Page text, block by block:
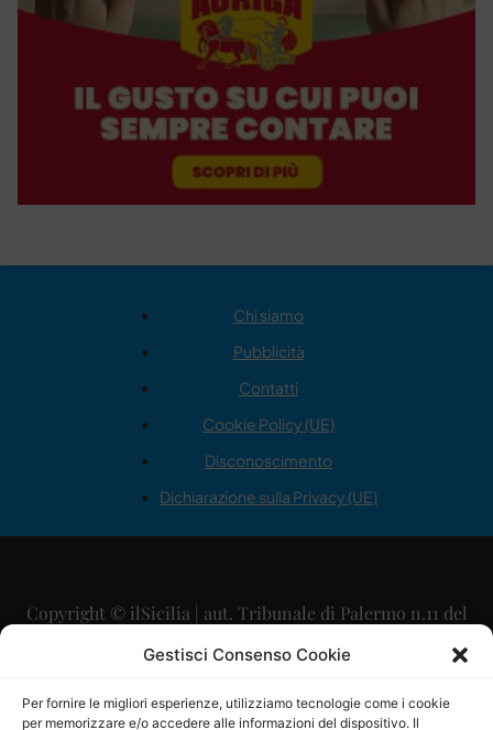
Gestisci Consenso Cookie
Per fornire le migliori esperienze, utilizziamo tecnologie come i cookie
per memorizzare e/o accedere alle informazioni del dispositivo. Il
Chi siamo
Pubblicità
Contatti
Cookie Policy (UE)
Disconoscimento
Dichiarazione sulla Privacy (UE)
Copyright © ilSicilia | aut. Tribunale di Palermo n.11 del
29/09/2015